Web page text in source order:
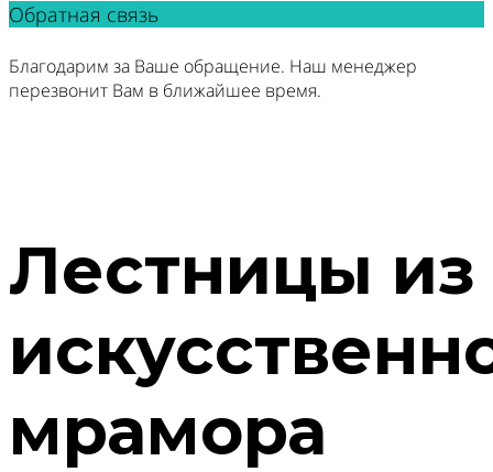
Обратная связь
Благодарим за Ваше обращение. Наш менеджер
перезвонит Вам в ближайшее время.
Лестницы из
мрамора